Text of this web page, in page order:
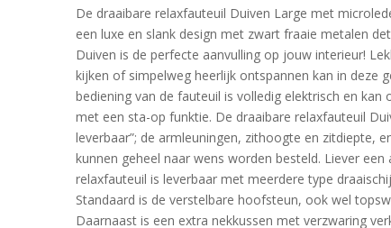
De draaibare relaxfauteuil Duiven Large met
een luxe en slank design met zwart fraaie metalen
Duiven is de perfecte aanvulling op jouw interieur!
kijken of simpelweg heerlijk ontspannen kan in deze
bediening van de fauteuil is volledig elektrisch en kan
met een sta-op funktie. De draaibare relaxfauteuil
leverbaar”; de armleuningen, zithoogte en zitdiepte,
kunnen geheel naar wens worden besteld. Liever een
relaxfauteuil is leverbaar met meerdere type
Standaard is de verstelbare hoofsteun, ook wel
Daarnaast is een extra nekkussen met verzwaring